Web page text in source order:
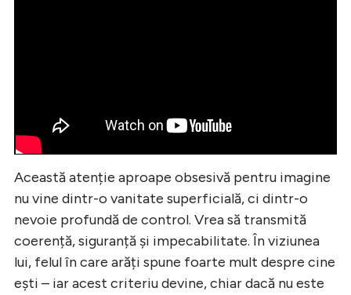
Această atenție aproape obsesivă pentru imagine
nu vine dintr-o vanitate superficială, ci dintr-o
nevoie profundă de control. Vrea să transmită
coerență, siguranță și impecabilitate. În viziunea
lui, felul în care arăți spune foarte mult despre cine
ești – iar acest criteriu devine, chiar dacă nu este